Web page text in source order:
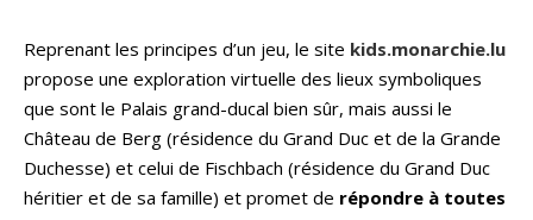
Reprenant les principes d’un jeu, le site kids.monarchie.lu
propose une exploration virtuelle des lieux symboliques
que sont le Palais grand-ducal bien sûr, mais aussi le
Château de Berg (résidence du Grand Duc et de la Grande
Duchesse) et celui de Fischbach (résidence du Grand Duc
héritier et de sa famille) et promet de répondre à toutes